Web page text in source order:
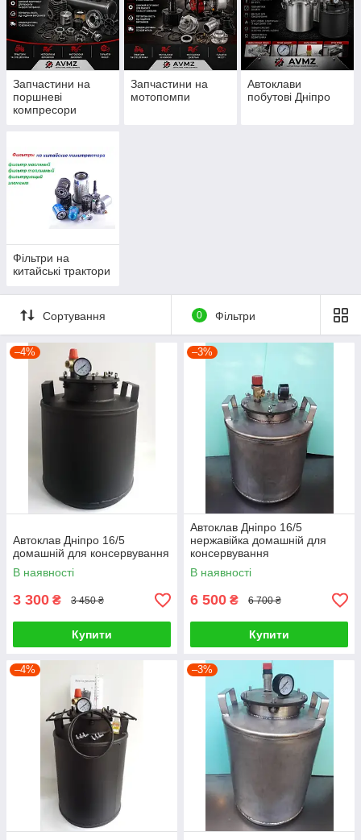
Запчастини на
поршневі
компресори
Запчастини на
мотопомпи
Автоклави
побутові Дніпро
Фільтри на
китайські трактори
Сортування 0 Фільтри
–4%
Автоклав Дніпро 16/5
домашній для консервування
В наявності
3 300 ₴ 3 450 ₴
Купити
–3%
Автоклав Дніпро 16/5
нержавійка домашній для
консервування
В наявності
6 500 ₴ 6 700 ₴
Купити
–4% –3%